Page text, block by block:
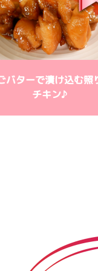
バターで漬け込む照
チキン♪